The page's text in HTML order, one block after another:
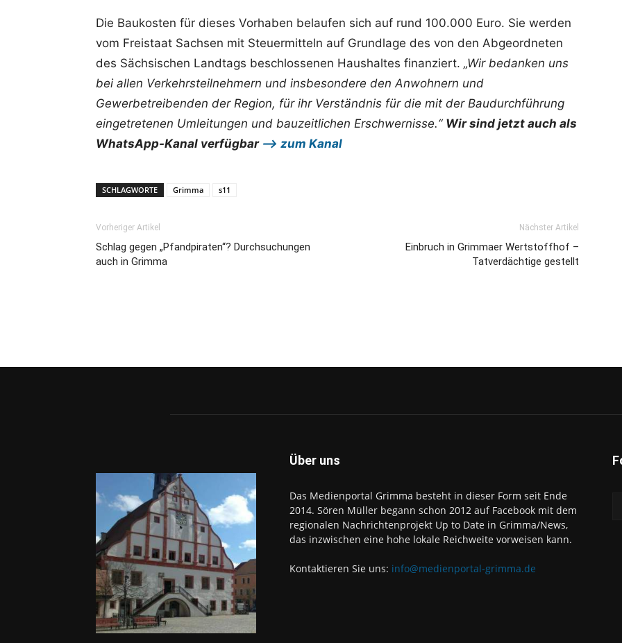
Die Baukosten für dieses Vorhaben belaufen sich auf rund 100.000 Euro. Sie werden
vom Freistaat Sachsen mit Steuermitteln auf Grundlage des von den Abgeordneten
des Sächsischen Landtags beschlossenen Haushaltes finanziert. „Wir bedanken uns
bei allen Verkehrsteilnehmern und insbesondere den Anwohnern und
Gewerbetreibenden der Region, für ihr Verständnis für die mit der Baudurchführung
eingetretenen Umleitungen und bauzeitlichen Erschwernisse.“ Wir sind jetzt auch als
WhatsApp-Kanal verfügbar —> zum Kanal
SCHLAGWORTE Grimma s11
Vorheriger Artikel
Schlag gegen „Pfandpiraten“? Durchsuchungen
auch in Grimma
Nächster Artikel
Einbruch in Grimmaer Wertstoffhof –
Tatverdächtige gestellt
Über uns
Das Medienportal Grimma besteht in dieser Form seit Ende
2014. Sören Müller begann schon 2012 auf Facebook mit dem
regionalen Nachrichtenprojekt Up to Date in Grimma/News,
das inzwischen eine hohe lokale Reichweite vorweisen kann.
Kontaktieren Sie uns: info@medienportal-grimma.de